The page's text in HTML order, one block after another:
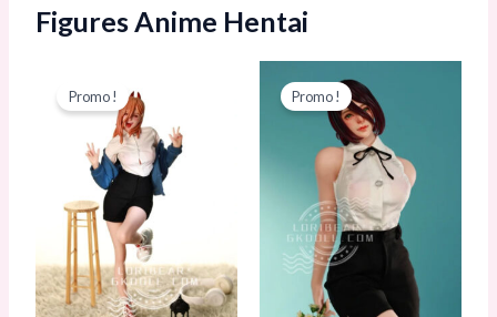
Figures Anime Hentai
Promo !
prix
initial
était :
743,00 €.
est :
678,00 €.
Promo !
prix
initial
était :
743,00 €.
actuel
est :
678,00 €.